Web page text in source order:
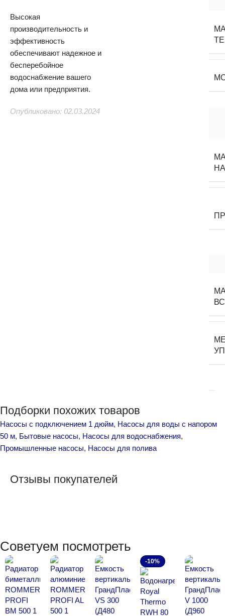
Высокая
производительность и
эффективность
обеспечивают надежное и
бесперебойное
водоснабжение вашего
дома или предприятия.
Опубликовано: 02.03.2024
Подборки похожих товаров
Насосы с подключением 1 дюйм, Насосы для воды с напором
50 м, Бытовые насосы, Насосы для водоснабжения,
Промышленные насосы, Насосы для полива
Отзывы покупателей
Советуем посмотреть
-10%